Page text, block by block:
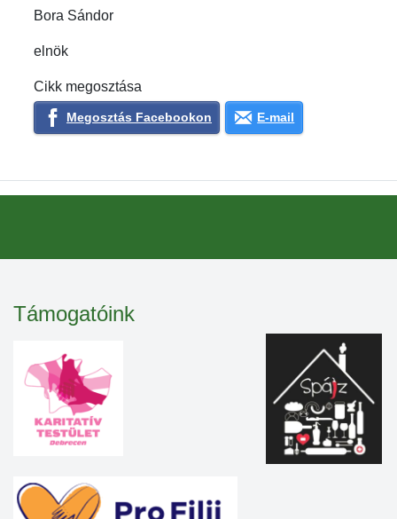
Bora Sándor
elnök
Cikk megosztása
Megosztás Facebookon E-mail
Támogatóink